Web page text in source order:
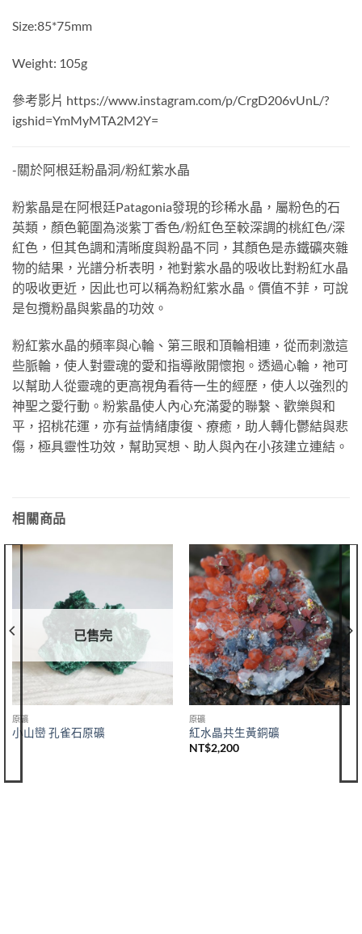
Size:85*75mm
Weight: 105g
參考影片 https://www.instagram.com/p/CrgD206vUnL/?
igshid=YmMyMTA2M2Y=
-關於阿根廷粉晶洞/粉紅紫水晶
粉紫晶是在阿根廷Patagonia發現的珍稀水晶，屬粉色的石
英類，顏色範圍為淡紫丁香色/粉紅色至較深調的桃紅色/深
紅色，但其色調和清晰度與粉晶不同，其顏色是赤鐵礦夾雜
物的結果，光譜分析表明，祂對紫水晶的吸收比對粉紅水晶
的吸收更近，因此也可以稱為粉紅紫水晶。價值不菲，可說
是包攬粉晶與紫晶的功效。
粉紅紫水晶的頻率與心輪、第三眼和頂輪相連，從而刺激這
些脈輪，使人對靈魂的愛和指導敞開懷抱。透過心輪，祂可
以幫助人從靈魂的更高視角看待一生的經歷，使人以強烈的
神聖之愛行動。粉紫晶使人內心充滿愛的聯繫、歡樂與和
平，招桃花運，亦有益情緒康復、療癒，助人轉化鬱結與悲
傷，極具靈性功效，幫助冥想、助人與內在小孩建立連結。
相關商品
已售完
原礦
小山巒 孔雀石原礦
原礦
紅水晶共生黃銅礦
NT$2,200